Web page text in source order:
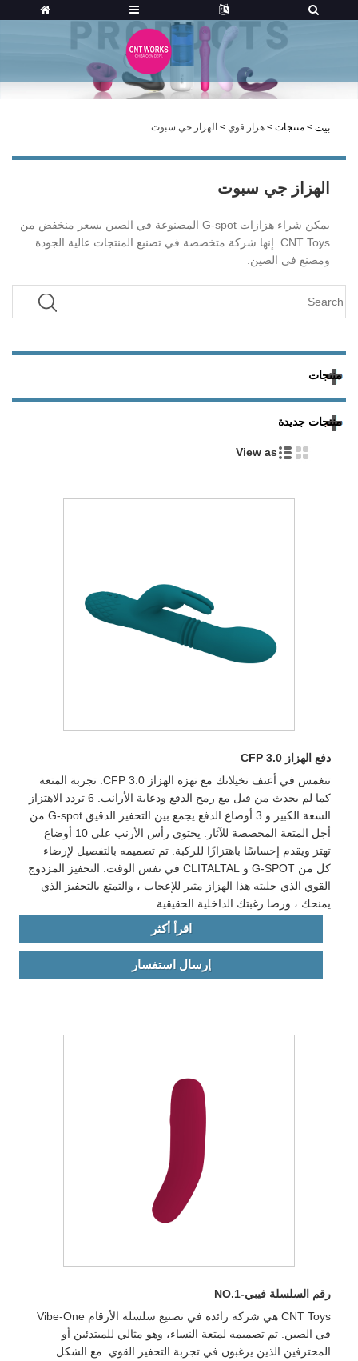
بيت > منتجات > هزاز قوي > الهزاز جي سبوت
الهزاز جي سبوت
يمكن شراء هزازات G-spot المصنوعة في الصين بسعر منخفض من
CNT Toys. إنها شركة متخصصة في تصنيع المنتجات عالية الجودة
ومصنع في الصين.
منتجات
منتجات جديدة
View as
دفع الهزاز CFP 3.0
تنغمس في أعنف تخيلاتك مع تهزه الهزاز CFP 3.0. تجربة المتعة
كما لم يحدث من قبل مع رمح الدفع ودعابة الأرانب. 6 تردد الاهتزاز
السعة الكبير و 3 أوضاع الدفع يجمع بين التحفيز الدقيق G-spot من
أجل المتعة المخصصة للآثار. يحتوي رأس الأرنب على 10 أوضاع
تهتز ويقدم إحساسًا باهتزازًا للركبة. تم تصميمه بالتفصيل لإرضاء
كل من G-SPOT و CLITALTAL في نفس الوقت. التحفيز المزدوج
القوي الذي جلبته هذا الهزاز مثير للإعجاب ، والتمتع بالتحفيز الذي
يمنحك ، ورضا رغبتك الداخلية الحقيقية.
اقرأ أكثر
إرسال استفسار
رقم السلسلة فيبي-NO.1
CNT Toys هي شركة رائدة في تصنيع سلسلة الأرقام Vibe-One
في الصين. تم تصميمه لمتعة النساء، وهو مثالي للمبتدئين أو
المحترفين الذين يرغبون في تجربة التحفيز القوي. مع الشكل